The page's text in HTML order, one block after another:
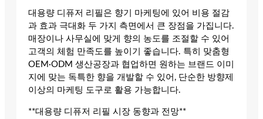
대용량 디퓨저 리필은 향기 마케팅에 있어 비용 절감
과 효과 극대화 두 가지 측면에서 큰 장점을 가집니다.
매장이나 사무실에 맞게 향의 농도를 조절할 수 있어
고객의 체험 만족도를 높이기 좋습니다. 특히 맞춤형
OEM·ODM 생산공장과 협업하면 원하는 브랜드 이미
지에 맞는 독특한 향을 개발할 수 있어, 단순한 방향제
이상의 마케팅 도구로 활용 가능합니다.
**대용량 디퓨저 리필 시장 동향과 전망**